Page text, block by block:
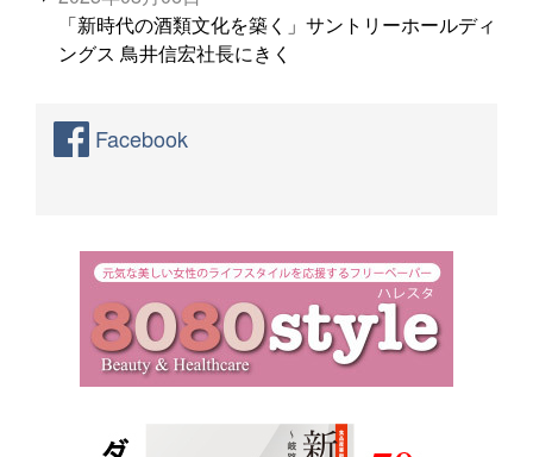
「新時代の酒類文化を築く」サントリーホールディ
ングス 鳥井信宏社長にきく
Facebook